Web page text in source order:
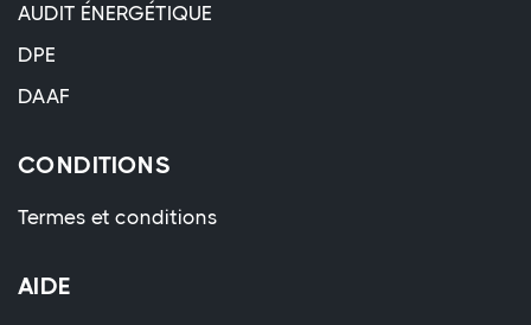
AUDIT ÉNERGÉTIQUE
DPE
DAAF
CONDITIONS
Termes et conditions
AIDE